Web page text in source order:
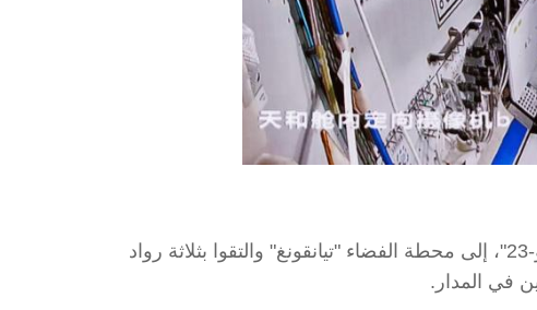
بكين 25 مايو 2026 (شينخوا) دخل رواد الفضاء الثلاثة الذين كانوا على متن المركبة الفضائية الصينية "شنتشو-23"، إلى محطة الفضاء "تيانقونغ" والتقوا بثلاثة رواد
في المدار.